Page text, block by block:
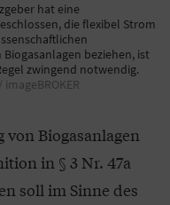
hat eine
die flexibel Strom
beziehen, ist
zwingend notwendig.
von Biogasanlagen
in § 3 Nr. 47a
soll im Sinne des